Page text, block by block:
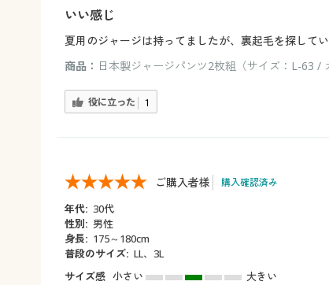
いい感じ
夏用のジャージは持ってましたが、裏起毛を探して
商品： 日本製ジャージパンツ2枚組（サイズ：L-63 /
役に立った 1
ご購入者様 購入確認済み
年代: 30代
性別: 男性
身長: 175～180cm
普段のサイズ: LL、3L
サイズ感 小さい
大きい